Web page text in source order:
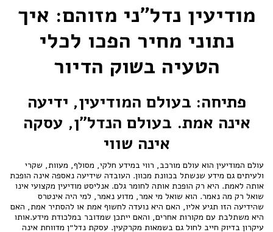
מודיעין נדל״ני מזוהם: איך
נתוני מחיר הפכו לכלי
הטעיה בשוק הדיור
פתיחה: בעולם המודיעין, ידיעה
אינה אמת. בעולם הנדל״ן, עסקה
אינה שווי
עולם המודיעין הוא עולם מורכב, רווי במידע חלקי, מסולף, מעוות, שקרי
ולעיתים גם מידע שנשתל בכוונת מכוון. העובדה שידיעה נאספה אינה הופכת
אותה לאמת. היא רק הופכת אותה לחומר גלם. אנליסט מודיעין מקצועי אינו
שואל רק מה נאמר. הוא שואל מי אמר, מדוע נאמר, למי היה אינטרס
שהידיעה הזו תגיע אליו, האם היא נועדה לחשוף אמת או להסתיר אמת, האם
היא משתלבת עם מקורות אחרים, והאם ייתכן שמדובר במלכודת מידע.אותו
עיקרון בדיוק חייב לחול גם בשמאות מקרקעין. עסקת נדל״ן מדווחת אינה